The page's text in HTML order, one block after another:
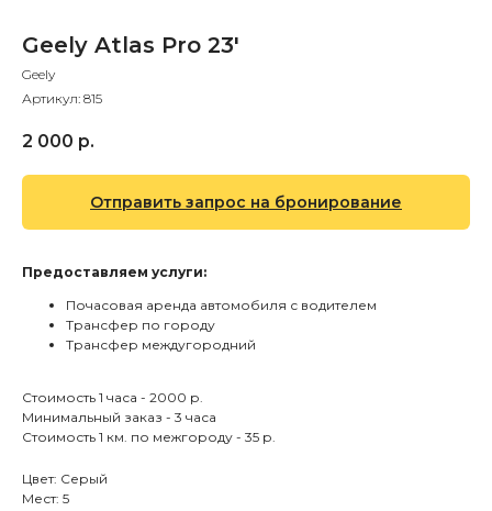
Geely Atlas Pro 23'
Geely
Артикул: 815
2 000 р.
Отправить запрос на бронирование
Предоставляем услуги:
Почасовая аренда автомобиля с водителем
Трансфер по городу
Трансфер междугородний
Стоимость 1 часа - 2000 р.
Минимальный заказ - 3 часа
Стоимость 1 км. по межгороду - 35 р.
Цвет: Серый
Мест: 5